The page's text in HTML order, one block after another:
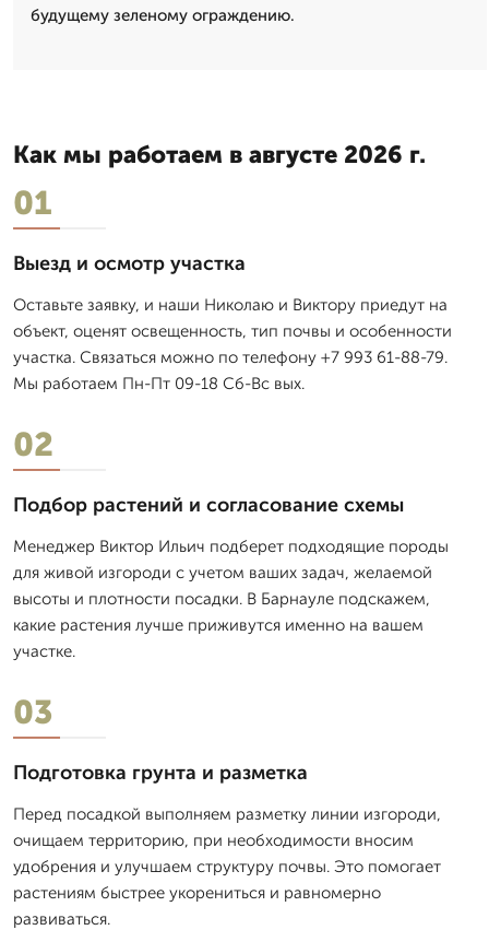
будущему зеленому ограждению.
Как мы работаем в августе 2026 г.
01
Выезд и осмотр участка
Оставьте заявку, и наши Николаю и Виктору приедут на
объект, оценят освещенность, тип почвы и особенности
участка. Связаться можно по телефону +7 993 61-88-79.
Мы работаем Пн-Пт 09-18 Сб-Вс вых.
02
Подбор растений и согласование схемы
Менеджер Виктор Ильич подберет подходящие породы
для живой изгороди с учетом ваших задач, желаемой
высоты и плотности посадки. В Барнауле подскажем,
какие растения лучше приживутся именно на вашем
участке.
03
Подготовка грунта и разметка
Перед посадкой выполняем разметку линии изгороди,
очищаем территорию, при необходимости вносим
удобрения и улучшаем структуру почвы. Это помогает
растениям быстрее укорениться и равномерно
развиваться.